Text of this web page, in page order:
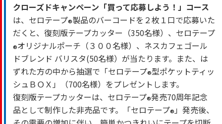
クローズドキャンペーン「買って応募しよう！」コース
は、セロテープ®製品のバーコードを２枚１口で応募いた
だくと、復刻版テープカッター（350名様）、セロテープ
®オリジナルポーチ（３００名様）、ネスカフェゴール
ドブレンド バリスタ(50名様）が当たります。また、は
ずれた方の中から抽選で「セロテープ®型ポケットティッ
シュＢＯＸ」（700名様）をプレゼントします。
復刻版テープカッターは、セロテープ®発売70周年記念
品として制作した非売品です。「セロテープ® 」発売後、